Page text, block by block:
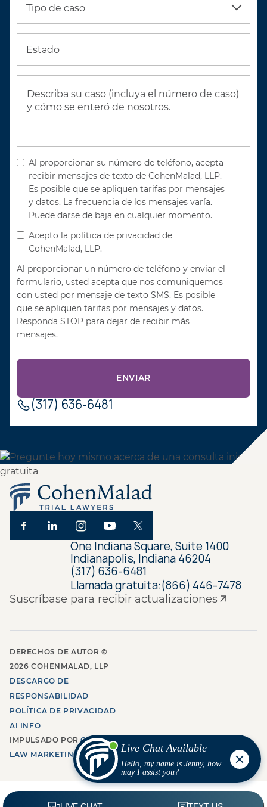
Tipo de caso
Estado
Al proporcionar su número de teléfono, acepta
recibir mensajes de texto de CohenMalad, LLP.
Es posible que se apliquen tarifas por mensajes
y datos. La frecuencia de los mensajes varía.
Puede darse de baja en cualquier momento.
Acepto la política de privacidad de
CohenMalad, LLP.
Al proporcionar un número de teléfono y enviar el
formulario, usted acepta que nos comuniquemos
con usted por mensaje de texto SMS. Es posible
que se apliquen tarifas por mensajes y datos.
Responda STOP para dejar de recibir más
mensajes.
(317) 636-6481
Suscríbase para recibir actualizaciones
One Indiana Square, Suite 1400
Indianapolis, Indiana 46204
(317) 636-6481
Llamada gratuita:(866) 446-7478
DERECHOS DE AUTOR ©
2026 COHENMALAD, LLP
DESCARGO DE
RESPONSABILIDAD
POLÍTICA DE PRIVACIDAD
AI INFO
IMPULSADO PORGROW
LAW MARKETING AGENCY